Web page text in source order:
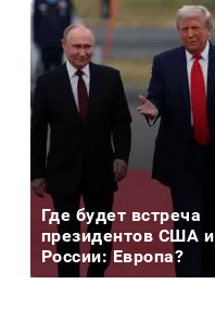
Где будет встреча
президентов США и
России: Европа?